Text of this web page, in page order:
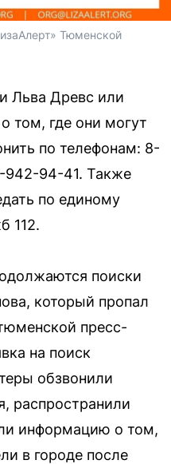
Тюменской
Льва Древс или
том, где они могут
по телефонам: 8-
942-94-41. Также
по единому
112.
поиски
который пропал
пресс-
на поиск
обзвонили
распространили
информацию о том,
в городе после